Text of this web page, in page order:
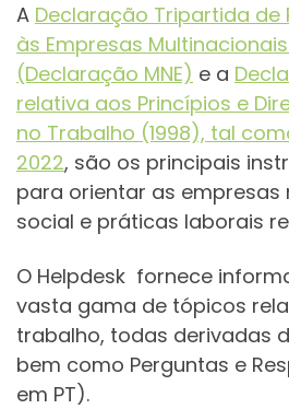
A Declaração Tripartida de
às Empresas
(Declaração MNE) e a
relativa aos Princípios e
no Trabalho (1998), tal
2022, são os principais
para orientar as empresas
social e práticas laborais
O Helpdesk fornece
vasta gama de tópicos
trabalho, todas derivadas
bem como Perguntas e
em PT).